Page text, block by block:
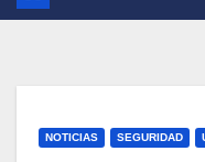
NOTICIAS SEGURIDAD